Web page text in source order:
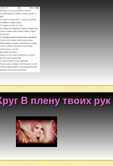
В плену твоих рук